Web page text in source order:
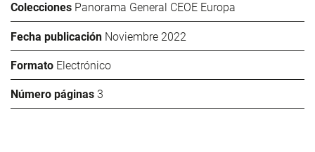
Colecciones Panorama General CEOE Europa
Fecha publicación Noviembre 2022
Formato Electrónico
Número páginas 3